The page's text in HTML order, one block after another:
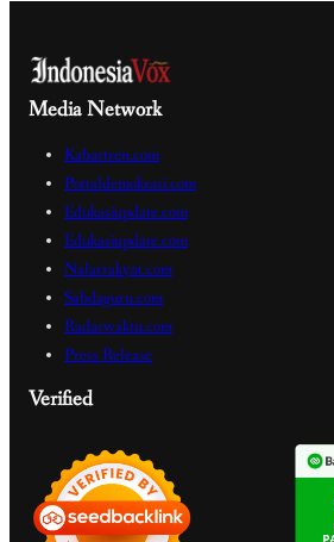
Media Network
Kabartren.com
Portaldemokrasi.com
Edukasiupdate.com
Edukasiupdate.com
Nalarrakyat.com
Sabdaguru.com
Radarwaktu.com
Press Release
Verified